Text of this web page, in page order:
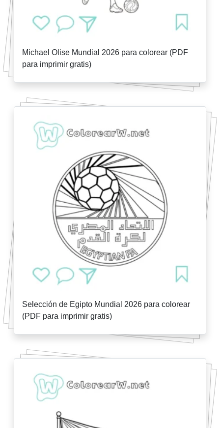
Michael Olise Mundial 2026 para colorear (PDF
para imprimir gratis)
Selección de Egipto Mundial 2026 para colorear
(PDF para imprimir gratis)